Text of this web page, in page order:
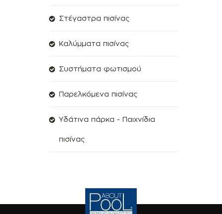
Στέγαστρα πισίνας
Kαλύμματα πισίνας
Συστήματα φωτισμού
Παρελκόμενα πισίνας
Υδάτινα πάρκα - Παιχνίδια
πισίνας